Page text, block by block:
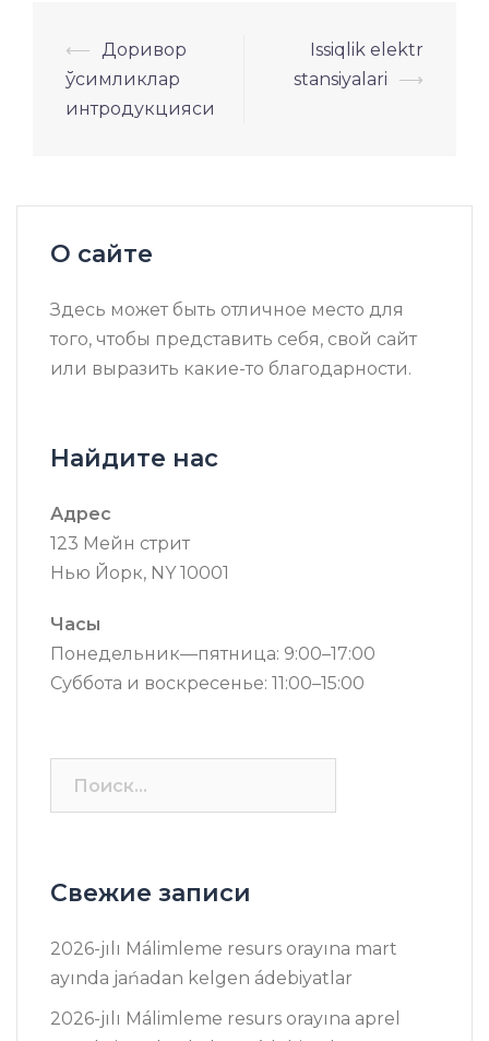
Навигация
по
записям
⟵ Доривор
ўсимликлар
интродукцияси
Issiqlik elektr
stansiyalari
⟶
О сайте
Здесь может быть отличное место для
того, чтобы представить себя, свой сайт
или выразить какие-то благодарности.
Найдите нас
Адрес
123 Мейн стрит
Нью Йорк, NY 10001
Часы
Понедельник—пятница: 9:00–17:00
Суббота и воскресенье: 11:00–15:00
Свежие записи
2026-jılı Málimleme resurs оrayına mart
ayında jańadan kelgen ádebiyatlar
2026-jılı Málimleme resurs оrayına aprel